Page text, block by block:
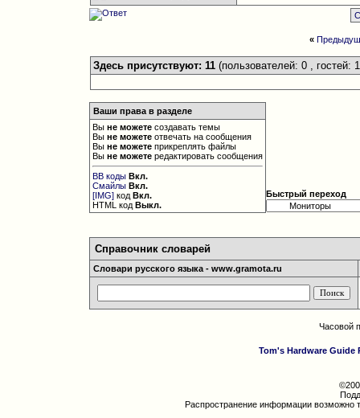
«
Здесь присутствуют: 11 (пользователей: 0 , гостей:
Ваши права в разделе
Выне можете создавать темы
Выне можете отвечать на сообщения
Выне можете прикреплять файлы
Выне можете редактировать сообщения
BB коды Вкл.
Смайлы Вкл.
[IMG] кодВкл.
HTML кодВыкл.
Быстрый переход
Справочник словарей
Словари русского языка - www.gramota.ru
Часовой
Tom's Hardware Guide
Распространение информации возможно